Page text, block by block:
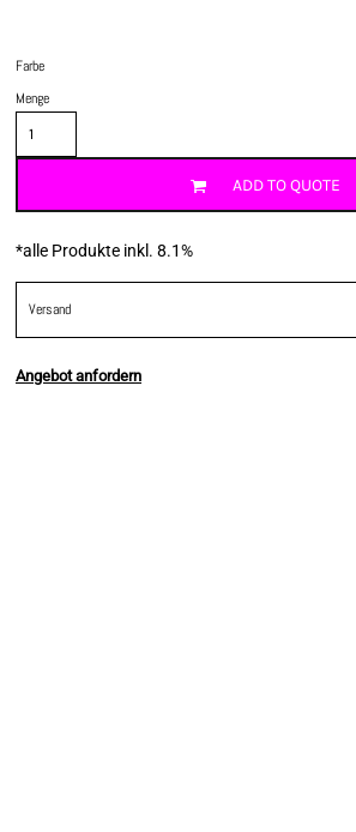
Farbe
Menge
ADD TO QUOTE
*alle Produkte inkl. 8.1%
Versand
Angebot anfordern